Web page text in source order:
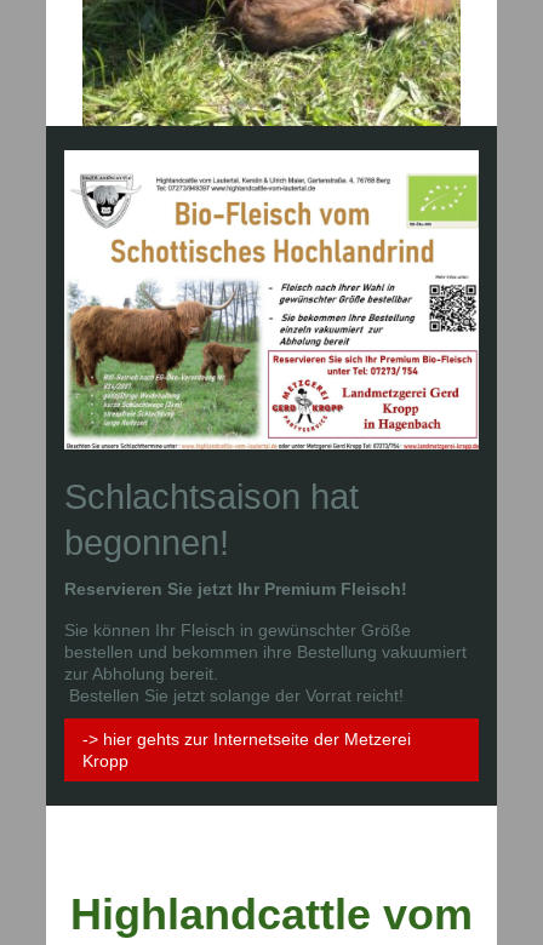
Schlachtsaison hat
begonnen!
Reservieren Sie jetzt Ihr Premium Fleisch!
Sie können Ihr Fleisch in gewünschter Größe
bestellen und bekommen ihre Bestellung vakuumiert
zur Abholung bereit.
Bestellen Sie jetzt solange der Vorrat reicht!
-> hier gehts zur Internetseite der Metzerei
Kropp
Highlandcattle vom